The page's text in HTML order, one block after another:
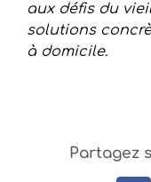
aux défis du
solutions
à domicile.
Partagez